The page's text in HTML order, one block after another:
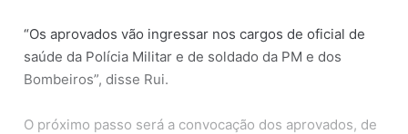
“Os aprovados vão ingressar nos cargos de oficial de
saúde da Polícia Militar e de soldado da PM e dos
Bombeiros”, disse Rui.
O próximo passo será a convocação dos aprovados, de